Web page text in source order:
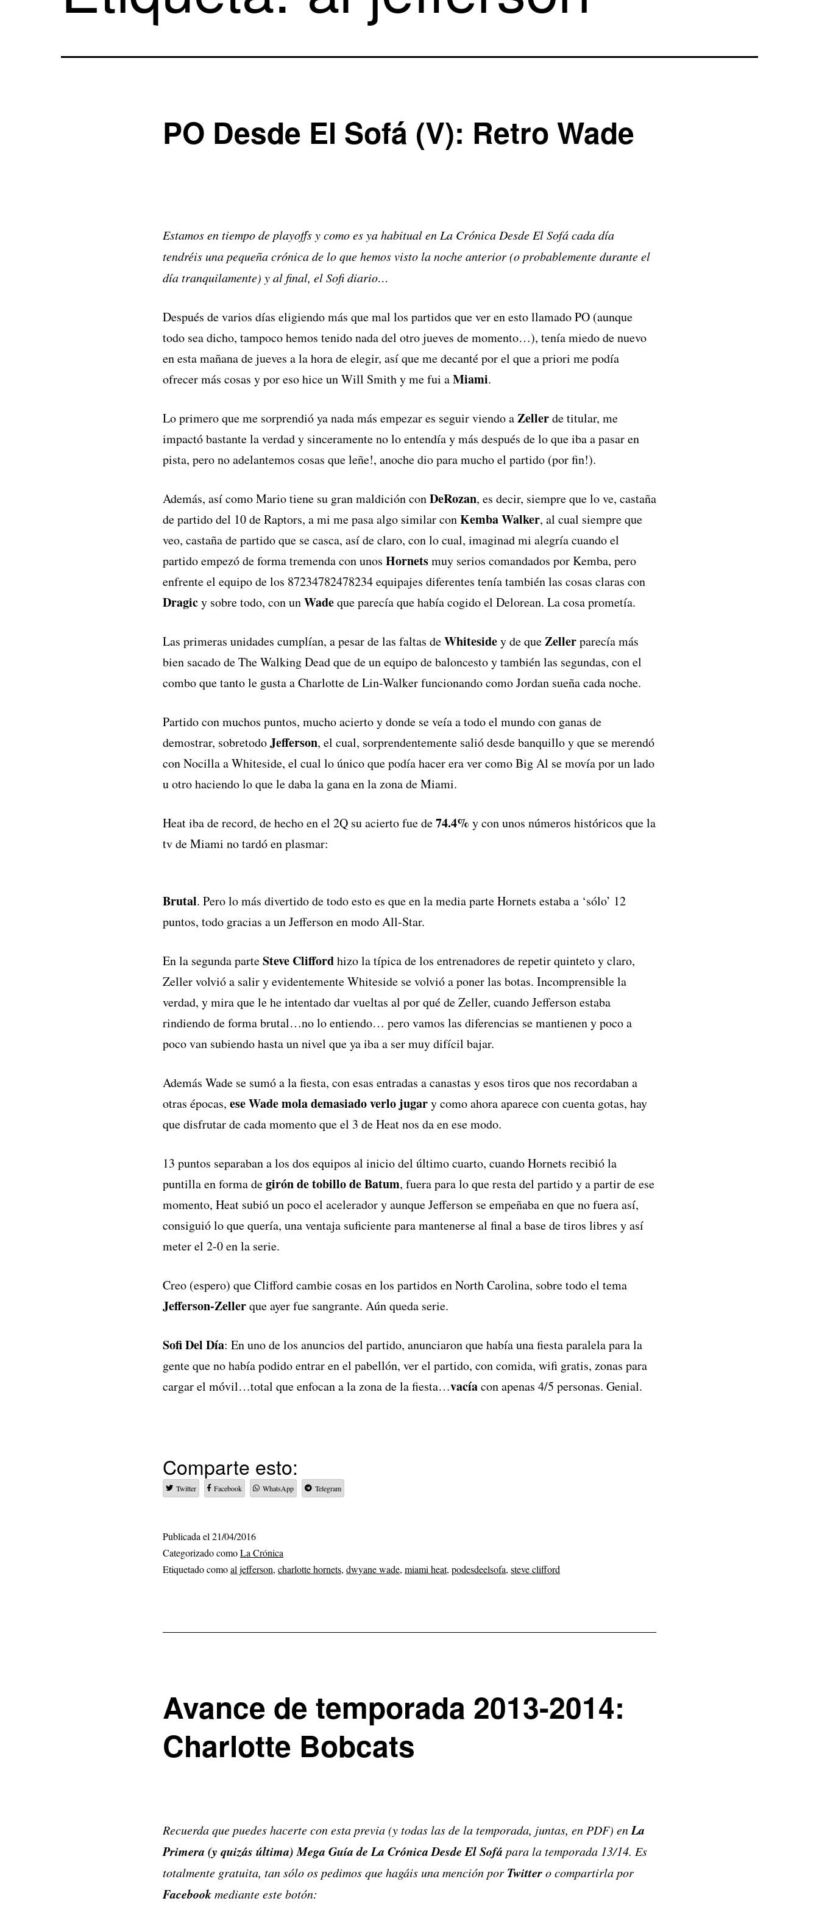
PO Desde El Sofá (V): Retro Wade
Estamos en tiempo de playoffs y como es ya habitual en La Crónica Desde El Sofá cada día
tendréis una pequeña crónica de lo que hemos visto la noche anterior (o probablemente durante el
día tranquilamente) y al final, el Sofi diario…
Después de varios días eligiendo más que mal los partidos que ver en esto llamado PO (aunque
todo sea dicho, tampoco hemos tenido nada del otro jueves de momento…), tenía miedo de nuevo
en esta mañana de jueves a la hora de elegir, así que me decanté por el que a priori me podía
ofrecer más cosas y por eso hice un Will Smith y me fui aMiami.
Lo primero que me sorprendió ya nada más empezar es seguir viendo aZellerde titular, me
impactó bastante la verdad y sinceramente no lo entendía y más después de lo que iba a pasar en
pista, pero no adelantemos cosas que leñe!, anoche dio para mucho el partido (por fin!).
Además, así como Mario tiene su gran maldición conDeRozan, es decir, siempre que lo ve, castaña
de partido del 10 de Raptors, a mi me pasa algo similar conKemba Walker, al cual siempre que
veo, castaña de partido que se casca, así de claro, con lo cual, imaginad mi alegría cuando el
partido empezó de forma tremenda con unos Hornetsmuy serios comandados por Kemba, pero
enfrente el equipo de los 87234782478234 equipajes diferentes tenía también las cosas claras con
Dragicy sobre todo, con unWadeque parecía que había cogido el Delorean. La cosa prometía.
Las primeras unidades cumplían, a pesar de las faltas deWhitesidey de queZellerparecía más
bien sacado de The Walking Dead que de un equipo de baloncesto y también las segundas, con el
combo que tanto le gusta a Charlotte de Lin-Walker funcionando como Jordan sueña cada noche.
Partido con muchos puntos, mucho acierto y donde se veía a todo el mundo con ganas de
demostrar, sobretodoJefferson, el cual, sorprendentemente salió desde banquillo y que se merendó
con Nocilla a Whiteside, el cual lo único que podía hacer era ver como Big Al se movía por un lado
u otro haciendo lo que le daba la gana en la zona de Miami.
Heat iba de record, de hecho en el 2Q su acierto fue de74.4% y con unos números históricos que la
tv de Miami no tardó en plasmar:
Brutal. Pero lo más divertido de todo esto es que en la media parte Hornets estaba a ‘sólo’ 12
puntos, todo gracias a un Jefferson en modo All-Star.
En la segunda parteSteve Cliffordhizo la típica de los entrenadores de repetir quinteto y claro,
Zeller volvió a salir y evidentemente Whiteside se volvió a poner las botas. Incomprensible la
verdad, y mira que le he intentado dar vueltas al por qué de Zeller, cuando Jefferson estaba
rindiendo de forma brutal…no lo entiendo… pero vamos las diferencias se mantienen y poco a
poco van subiendo hasta un nivel que ya iba a ser muy difícil bajar.
Además Wade se sumó a la fiesta, con esas entradas a canastas y esos tiros que nos recordaban a
otras épocas, ese Wade mola demasiado verlo jugary como ahora aparece con cuenta gotas, hay
que disfrutar de cada momento que el 3 de Heat nos da en ese modo.
13 puntos separaban a los dos equipos al inicio del último cuarto, cuando Hornets recibió la
puntilla en forma degirón de tobillo de Batum, fuera para lo que resta del partido y a partir de ese
momento, Heat subió un poco el acelerador y aunque Jefferson se empeñaba en que no fuera así,
consiguió lo que quería, una ventaja suficiente para mantenerse al final a base de tiros libres y así
meter el 2-0 en la serie.
Creo (espero) que Clifford cambie cosas en los partidos en North Carolina, sobre todo el tema
Jefferson-Zellerque ayer fue sangrante. Aún queda serie.
Sofi Del Día: En uno de los anuncios del partido, anunciaron que había una fiesta paralela para la
gente que no había podido entrar en el pabellón, ver el partido, con comida, wifi gratis, zonas para
cargar el móvil…total que enfocan a la zona de la fiesta…vacíacon apenas 4/5 personas. Genial.
Comparte esto:
Twitter Facebook WhatsApp Telegram
Publicada el 21/04/2016
Categorizado comoLa Crónica
Etiquetado comoal jefferson, charlotte hornets, dwyane wade, miami heat, podesdeelsofa, steve clifford
Avance de temporada 2013-2014:
Charlotte Bobcats
Recuerda que puedes hacerte con esta previa (y todas las de la temporada, juntas, en PDF) enLa
Primera (y quizás última) Mega Guía de La Crónica Desde El Sofá para la temporada 13/14. Es
totalmente gratuita, tan sólo os pedimos que hagáis una mención por Twittero compartirla por
Facebookmediante este botón: